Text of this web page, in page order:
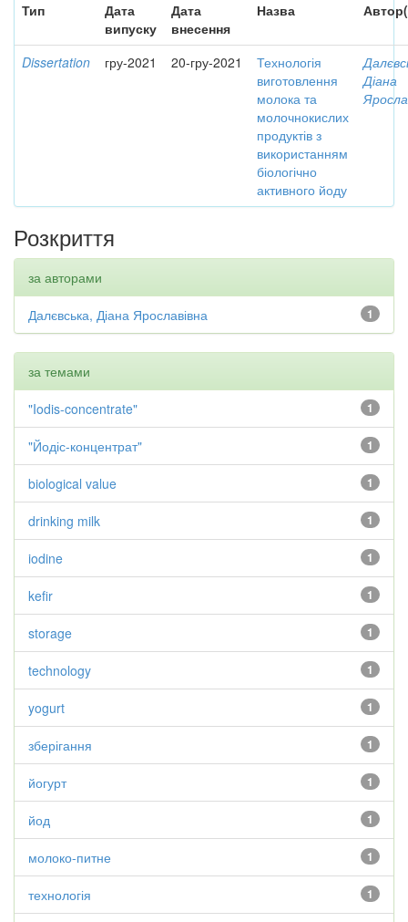
Тип
Дата
випуску
Дата
внесення
Назва
Dissertation гру-2021 20-гру-2021
Технологія
виготовлення
молока та
молочнокислих
продуктів з
використанням
біологічно
активного йоду
Діана
Розкриття
за авторами
1
Далєвська, Діана Ярославівна
за темами
1
"Iodis-concentrate"
1
"Йодіс-концентрат"
1
biological value
1
drinking milk
1
iodine
1
kefir
1
storage
1
technology
1
yogurt
1
зберігання
1
йогурт
1
йод
1
молоко-питне
1
технологія